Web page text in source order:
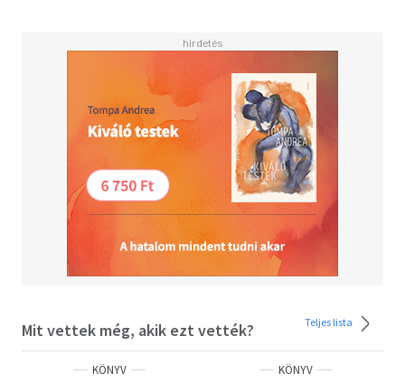
Irving Stone káprázatos Jack London-életrajzával.
Mit vettek még, akik ezt vették? Teljes lista
KÖNYV KÖNYV